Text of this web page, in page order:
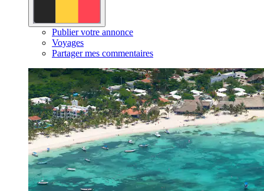
Publier votre annonce
Voyages
Partager mes commentaires